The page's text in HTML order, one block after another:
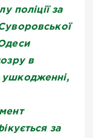
поліції за
в
ушкодженні,
за